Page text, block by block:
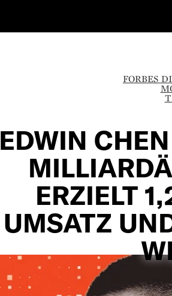
FORBES
EDWIN
ERZIELT
UMSATZ